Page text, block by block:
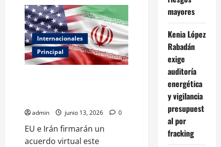
Rubio
asegura
que
Ormuz
sigue
abierto
y
confirma
diálogo
Internacionales
Principal
admin junio 13, 2026 0
EU e Irán firmarán un
acuerdo virtual este
mayores
Kenia López
Rabadán
exige
auditoría
energética
y vigilancia
presupuest
al por
fracking